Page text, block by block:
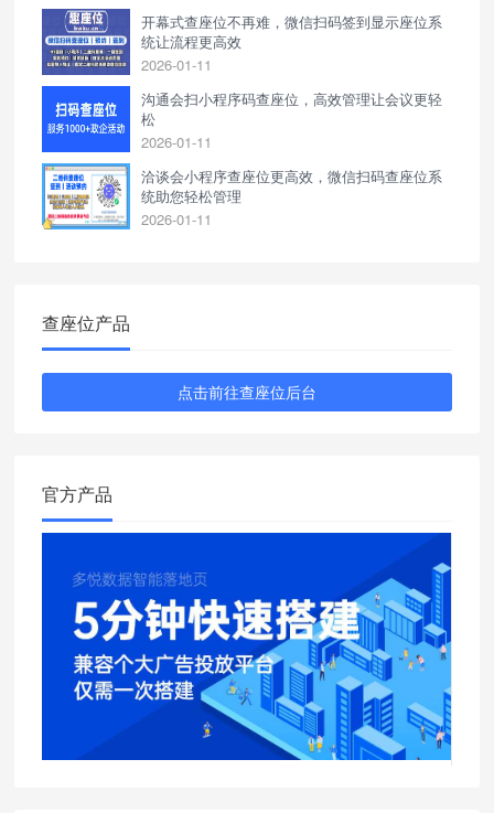
开幕式查座位不再难，微信扫码签到显示座位系
统让流程更高效
2026-01-11
沟通会扫小程序码查座位，高效管理让会议更轻
松
2026-01-11
洽谈会小程序查座位更高效，微信扫码查座位系
统助您轻松管理
2026-01-11
查座位产品
点击前往查座位后台
官方产品